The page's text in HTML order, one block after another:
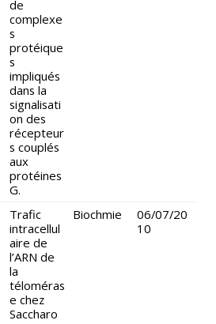
de
complexe
s
protéique
s
impliqués
dans la
signalisati
on des
récepteur
s couplés
aux
protéines
G.
Trafic
intracellul
aire de
l’ARN de
la
téloméras
e chez
Saccharo
Biochmie
06/07/20
10